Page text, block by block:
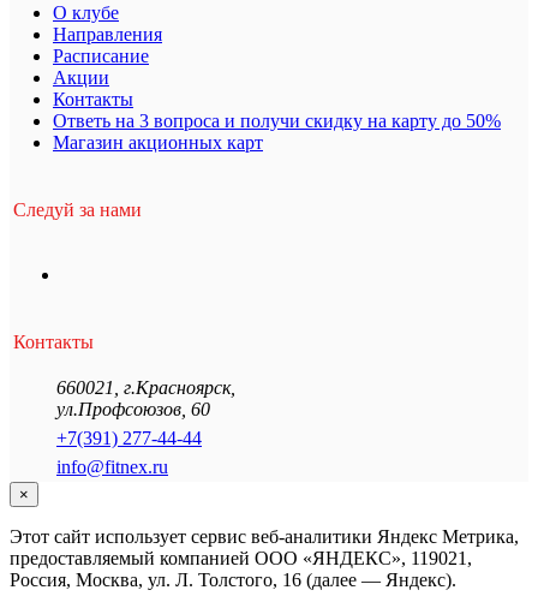
О клубе
Направления
Расписание
Акции
Контакты
Ответь на 3 вопроса и получи скидку на карту до 50%
Магазин акционных карт
Следуй за нами
Контакты
660021 г.Красноярск,
ул.Профсоюзов, 60
+7(391) 277-44-44
info@fitnex.ru
×
Этот сайт использует сервис веб-аналитики Яндекс Метрика,
предоставляемый компанией ООО «ЯНДЕКС», 119021,
Россия, Москва, ул. Л. Толстого, 16 (далее — Яндекс).